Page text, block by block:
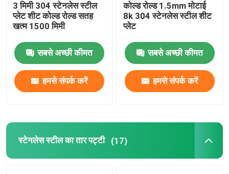
3 मिमी 304 स्टेनलेस स्टील
प्लेट शीट कोल्ड रोल्ड सतह
खत्म 1500 मिमी
सबसे अच्छी कीमत
हमसे संपर्क करें
कोल्ड रोल्ड 1.5mm मोटाई
8k 304 स्टेनलेस स्टील शीट
प्लेट
सबसे अच्छी कीमत
हमसे संपर्क करें
स्टेनलेस स्टील का तार पट्टी (17)